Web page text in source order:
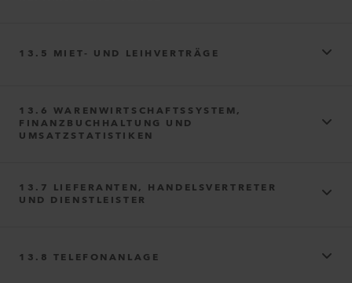
https://www.facebook.com/legal/terms/information_about_pa
ge_insights_data
13.5 MIET‑ UND LEIHVERTRÄGE
13.6 WARENWIRTSCHAFTSSYSTEM,
FINANZBUCHHALTUNG UND
UMSATZSTATISTIKEN
13.7 LIEFERANTEN, HANDELSVERTRETER
UND DIENSTLEISTER
13.8 TELEFONANLAGE